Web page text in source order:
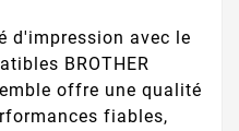
d'impression avec le
BROTHER
offre une qualité
fiables,